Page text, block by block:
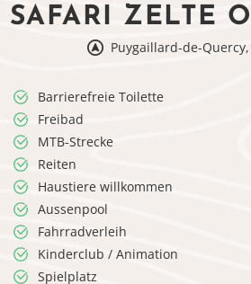
SAFARI ZELTE
Puygaillard-de-
Barrierefreie Toilette
Freibad
MTB-Strecke
Reiten
Haustiere willkommen
Aussenpool
Fahrradverleih
Kinderclub / Animation
Spielplatz